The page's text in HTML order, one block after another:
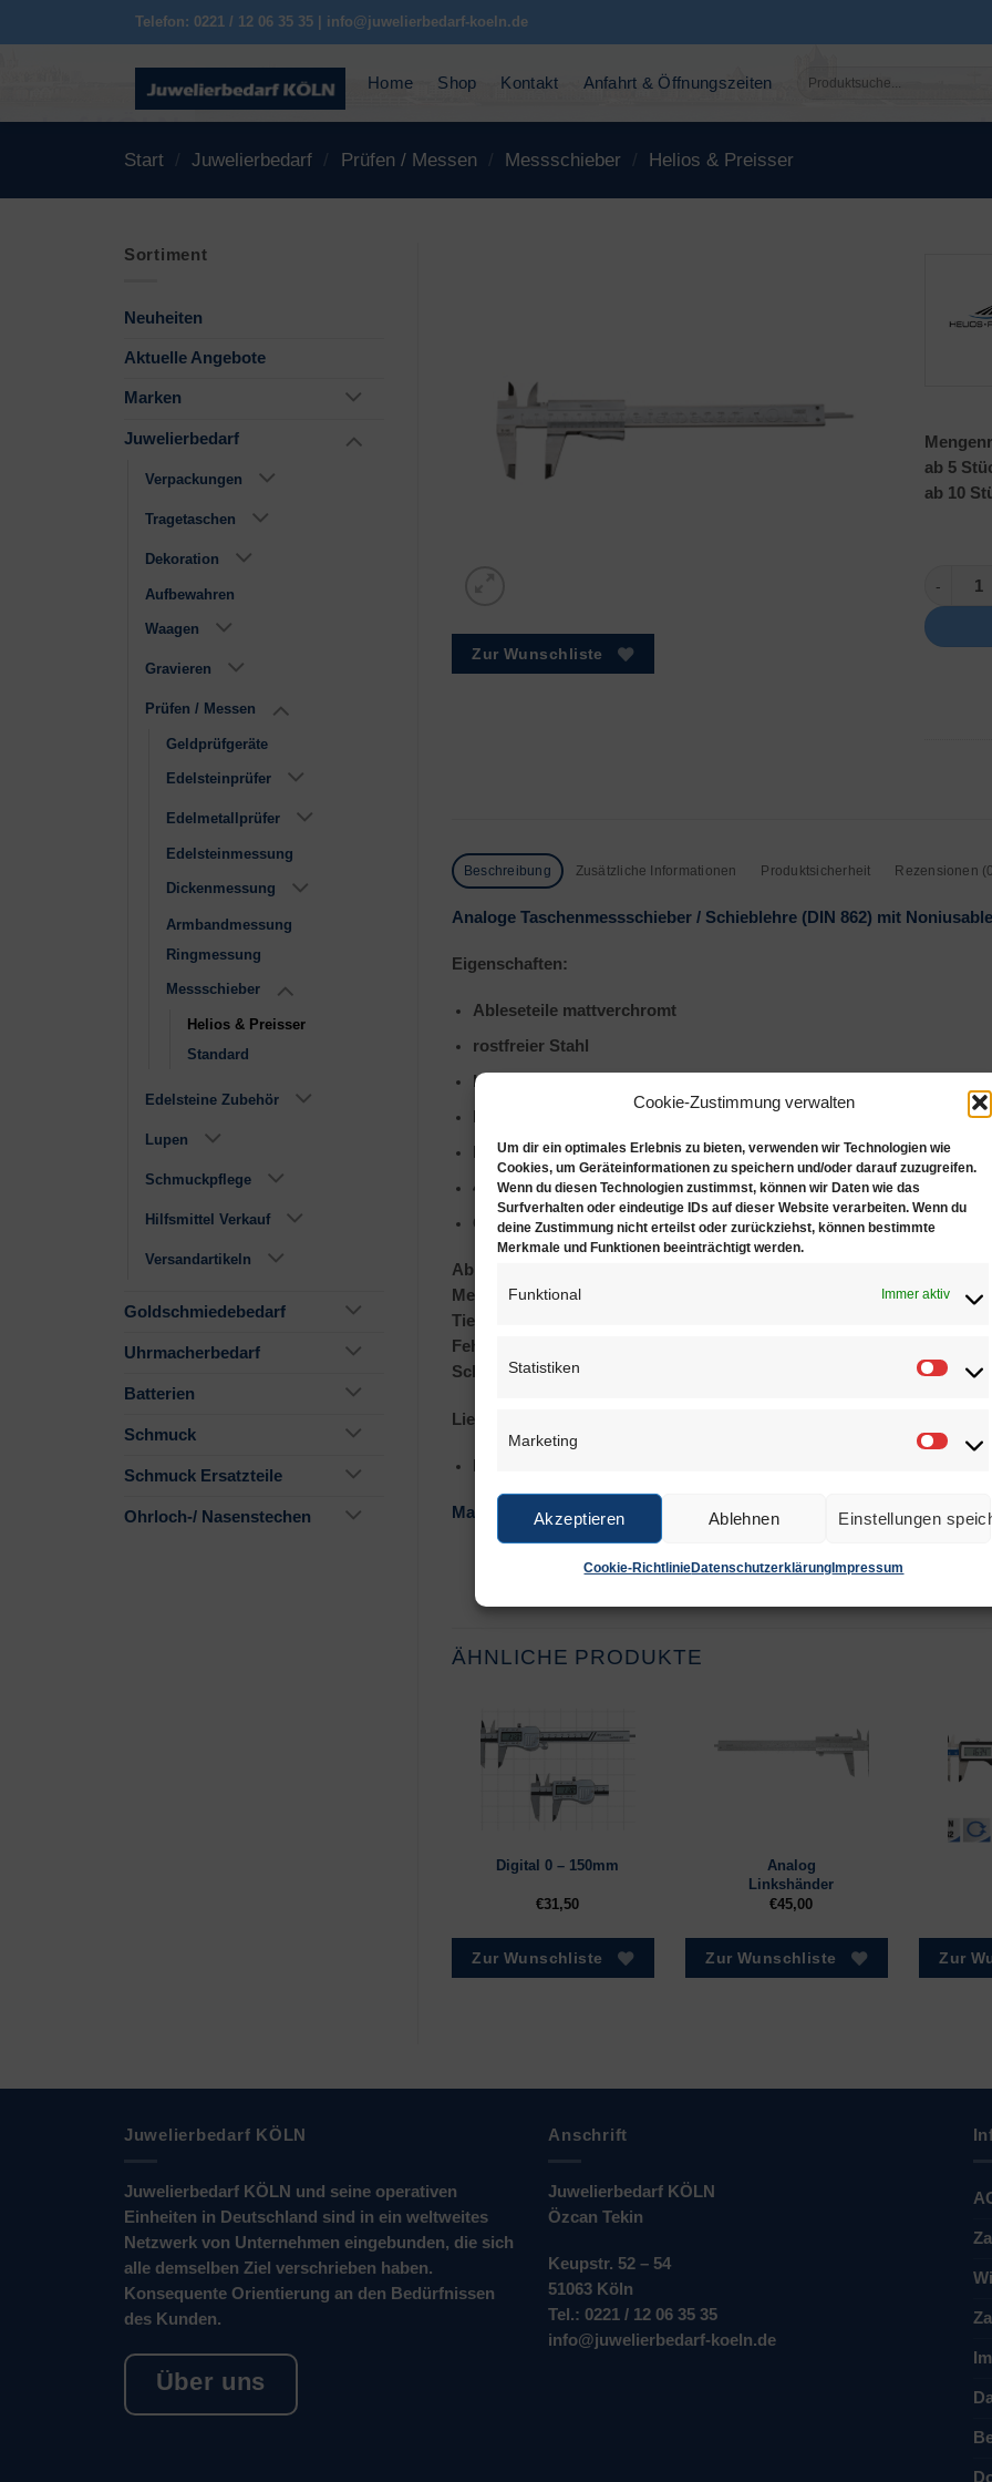
Cookie-Zustimmung verwalten
Um dir ein optimales Erlebnis zu bieten, verwenden wir Technologien wie
Cookies, um Geräteinformationen zu speichern und/oder darauf zuzugreifen.
Wenn du diesen Technologien zustimmst, können wir Daten wie das
Surfverhalten oder eindeutige IDs auf dieser Website verarbeiten. Wenn du
deine Zustimmung nicht erteilst oder zurückziehst, können bestimmte
Merkmale und Funktionen beeinträchtigt werden.
Funktional Immer aktiv
Statistiken
Marketing
Akzeptieren Ablehnen Einstellungen
Cookie-RichtlinieDatenschutzerklärung Impressum
Telefon: 0221 / 12 06 35 35 | info@juwelierbedarf-koeln.de
Home Shop Kontakt Anfahrt & Öffnungszeiten
Suchen
Start / Juwelierbedarf / Prüfen / Messen / Messschieber / Helios & Preisser
Sortiment
Neuheiten
Aktuelle Angebote
Marken
Juwelierbedarf
Verpackungen
Tragetaschen
Dekoration
Aufbewahren
Waagen
Gravieren
Prüfen / Messen
Geldprüfgeräte
Edelsteinprüfer
Edelmetallprüfer
Edelsteinmessung
Dickenmessung
Armbandmessung
Ringmessung
Messschieber
Helios & Preisser
Standard
Edelsteine Zubehör
Lupen
Schmuckpflege
Hilfsmittel Verkauf
Versandartikeln
Goldschmiedebedarf
Uhrmacherbedarf
Batterien
Schmuck
Schmuck Ersatzteile
Ohrloch-/ Nasenstechen
Zur Wunschliste
ab 5
ab 10
Analog
Beschreibung Zusätzliche Informationen Produktsicherheit Rezensionen
Analoge Taschenmessschieber / Schieblehre (DIN 862) mit
Eigenschaften:
Ableseteile mattverchromt
rostfreier Stahl
Hauptteilung tiefergelegt
Kreuzspitzen
4- fach Messung
Gewindetabelle
Ablesbarkeit: 0.02 mm
Messbereich: 0 – 150 mm
Tiefenmaß: eckig
Fehlergrenze: 0.03mm
Schnabellänge: 40mm
Lieferumfang:
Made in Germany
ÄHNLICHE PRODUKTE
Digital 0 – 150mm
€31,50
Zur Wunschliste
Analog
Linkshänder
€45,00
Zur Wunschliste Zur
Juwelierbedarf KÖLN
Juwelierbedarf KÖLN und seine operativen
Einheiten in Deutschland sind in ein weltweites
Netzwerk von Unternehmen eingebunden, die sich
alle demselben Ziel verschrieben haben.
Konsequente Orientierung an den Bedürfnissen
des Kunden.
Über uns
Anschrift
Juwelierbedarf KÖLN
Özcan Tekin
Keupstr. 52 – 54
51063 Köln
Tel.: 0221 / 12 06 35 35
info@juwelierbedarf-koeln.de